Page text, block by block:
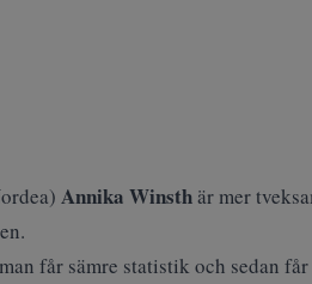
) Annika Winsthär mer
får sämre statistik och sedan